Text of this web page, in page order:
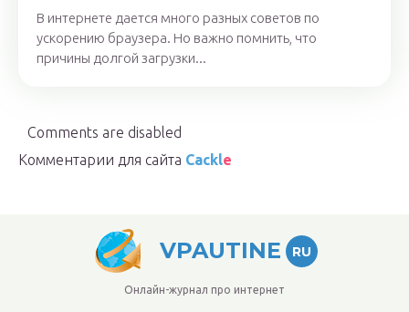
В интернете дается много разных советов по
ускорению браузера. Но важно помнить, что
причины долгой загрузки...
Comments are disabled
Комментарии для сайта Cackle
VPAUTINE RU
Онлайн-журнал про интернет